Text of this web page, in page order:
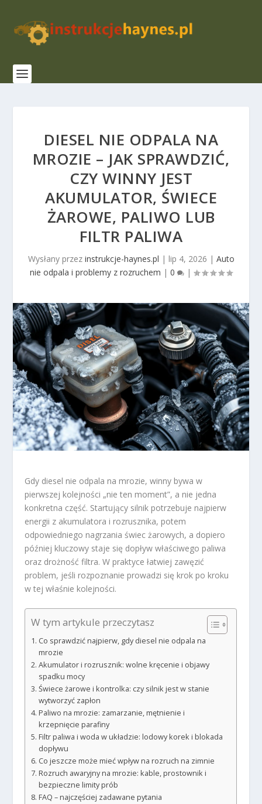
DIESEL NIE ODPALA NA
MROZIE – JAK SPRAWDZIĆ,
CZY WINNY JEST
AKUMULATOR, ŚWIECE
ŻAROWE, PALIWO LUB
FILTR PALIWA
Wysłany przez instrukcje-haynes.pl | lip 4, 2026 | Auto
nie odpala i problemy z rozruchem | 0 |
Gdy diesel nie odpala na mrozie, winny bywa w
pierwszej kolejności „nie ten moment”, a nie jedna
konkretna część. Startujący silnik potrzebuje najpierw
energii z akumulatora i rozrusznika, potem
odpowiedniego nagrzania świec żarowych, a dopiero
później kluczowy staje się dopływ właściwego paliwa
oraz drożność filtra. W praktyce łatwiej zawęzić
problem, jeśli rozpoznanie prowadzi się krok po kroku
w tej właśnie kolejności.
W tym artykule przeczytasz
Co sprawdzić najpierw, gdy diesel nie odpala na
mrozie
Akumulator i rozrusznik: wolne kręcenie i objawy
spadku mocy
Świece żarowe i kontrolka: czy silnik jest w stanie
wytworzyć zapłon
Paliwo na mrozie: zamarzanie, mętnienie i
krzepnięcie parafiny
Filtr paliwa i woda w układzie: lodowy korek i blokada
dopływu
Co jeszcze może mieć wpływ na rozruch na zimnie
Rozruch awaryjny na mrozie: kable, prostownik i
bezpieczne limity prób
FAQ – najczęściej zadawane pytania